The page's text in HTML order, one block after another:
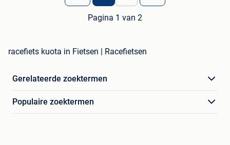
Pagina 1 van 2
racefiets kuota in Fietsen | Racefietsen
Gerelateerde zoektermen
Populaire zoektermen